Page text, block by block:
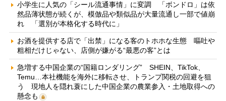
小学生に人気の「シール流通事情」に変調 「ボンドロ」は依
然品薄状態が続くが、模倣品や類似品が大量流通し一部で値崩
れ 「選別が本格化する時代に」
お酒を提供する店で「出禁」になる客のトホホな生態 嘔吐や
粗相だけじゃない、店側が嫌がる“最悪の客”とは
急増する中国企業の“国籍ロンダリング” SHEIN、TikTok、
Temu…本社機能を海外に移転させ、トランプ関税の回避を狙
う 現地人を隠れ蓑にした中国企業の農業参入・土地取得への
懸念も